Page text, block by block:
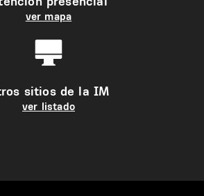
ver mapa
sitios de la IM
ver listado